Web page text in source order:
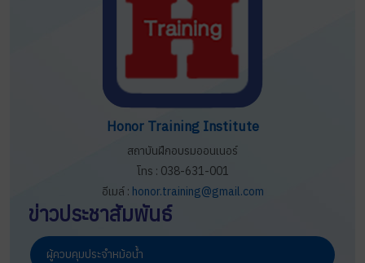
Honor Training Institute
สถาบันฝึกอบรมออนเนอร์
โทร : 038-631-001
อีเมล์ : honor.training@gmail.com
ข่าวประชาสัมพันธ์
ผู้ควบคุมประจำหม้อน้ำ